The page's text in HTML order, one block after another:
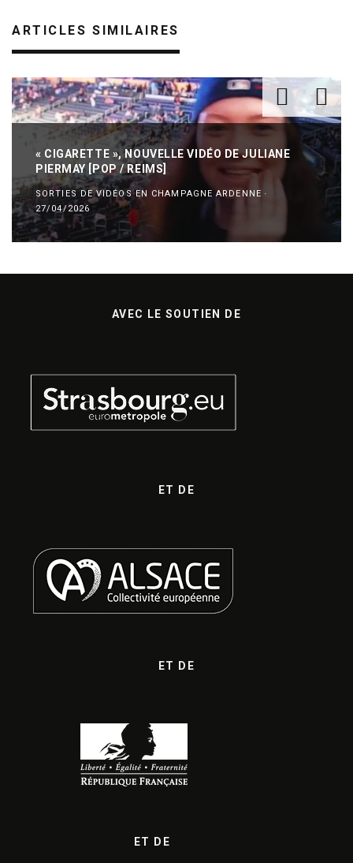
ARTICLES SIMILAIRES
« CIGARETTE », NOUVELLE VIDÉO DE JULIANE
PIERMAY [POP / REIMS]
SORTIES DE VIDÉOS EN CHAMPAGNE ARDENNE ·
27/04/2026
AVEC LE SOUTIEN DE
ET DE
ET DE
ET DE